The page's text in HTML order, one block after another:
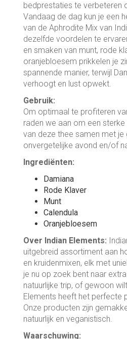
bedprestaties te verbeteren
Vandaag de dag kun je een
van de Aphrodite Mix van
dezelfde voordelen te
en smaken van munt, rode
oranjebloesem prikkelen je
spannende manier, terwijl
verhoogt en lust opwekt.
Gebruik:
Om optimaal te profiteren
raden we aan om een
van deze thee samen met
onvergetelijke avond en/of
Ingrediënten:
Damiana
Rode Klaver
Munt
Calendula
Oranjebloesem
Over Indian Elements:
uitgebreid assortiment aan
en kruidenmixen, elk met
je nu op zoek bent naar
natuurlijke trip, of gewoon
Elements heeft het perfecte
Onze producten zijn
natuurlijk en veganistisch.
Waarschuwing: